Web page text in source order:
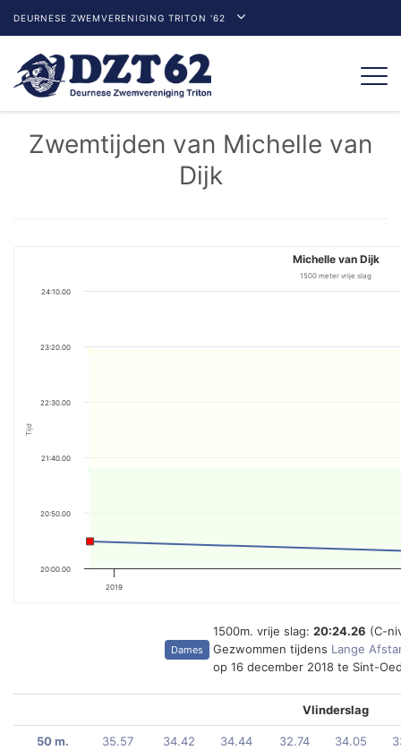
DEURNESE ZWEMVERENIGING TRITON '62
Zwemtijden van Michelle van
Dijk
Tijd
Michelle van Dijk
1500 meter vrije slag
2019
20:00.00
20:50.00
21:40.00
22:30.00
23:20.00
24:10.00
Dames
1500m. vrije slag: 20:24.26 (C-
Gezwommen tijdens Lange
op 16 december 2018 te Sint-
Vlinderslag
50 m. 35.57 34.42 34.44 32.74 34.05